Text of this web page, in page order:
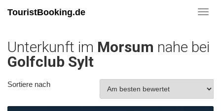
TouristBooking.de
Unterkunft im Morsum nahe bei
Golfclub Sylt
Sortiere nach